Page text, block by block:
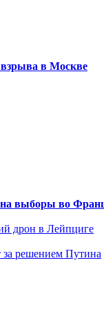
взрыва в Москве
выборы во
дрон в Лейпциге
решением Путина